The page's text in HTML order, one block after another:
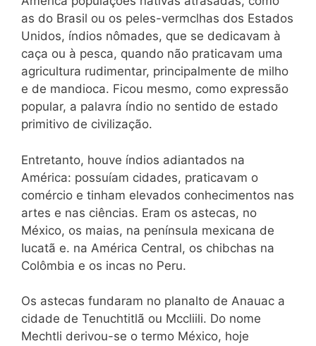
as do Brasil ou os peles-vermclhas dos Estados
Unidos, índios nômades, que se dedicavam à
caça ou à pesca, quando não praticavam uma
agricultura rudimentar, principalmente de milho
e de mandioca. Ficou mesmo, como expressão
popular, a palavra índio no sentido de estado
primitivo de civilização.
Entretanto, houve índios adiantados na
América: possuíam cidades, praticavam o
comércio e tinham elevados conhecimentos nas
artes e nas ciências. Eram os astecas, no
México, os maias, na península mexicana de
Iucatã e. na América Central, os chibchas na
Colômbia e os incas no Peru.
Os astecas fundaram no planalto de Anauac a
cidade de Tenuchtitlã ou Mccliili. Do nome
Mechtli derivou-se o termo México, hoje